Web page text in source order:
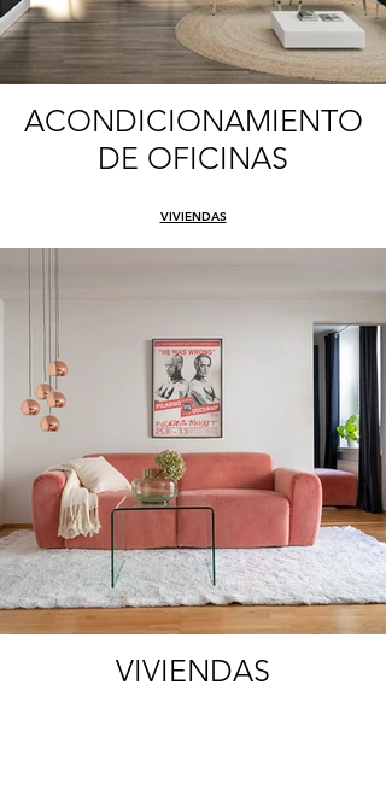
ACONDICIONAMIENTO
DE OFICINAS
VIVIENDAS
VIVIENDAS